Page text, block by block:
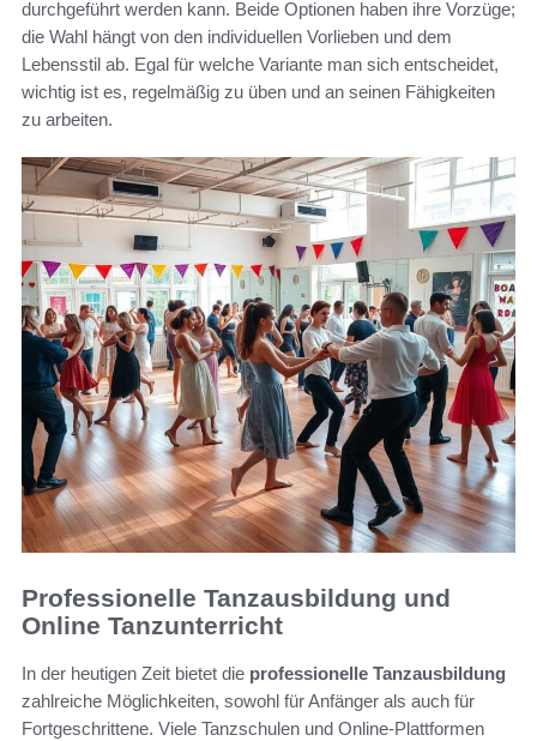
durchgeführt werden kann. Beide Optionen haben ihre Vorzüge;
die Wahl hängt von den individuellen Vorlieben und dem
Lebensstil ab. Egal für welche Variante man sich entscheidet,
wichtig ist es, regelmäßig zu üben und an seinen Fähigkeiten
zu arbeiten.
Professionelle Tanzausbildung und
Online Tanzunterricht
In der heutigen Zeit bietet die professionelle Tanzausbildung
zahlreiche Möglichkeiten, sowohl für Anfänger als auch für
Fortgeschrittene. Viele Tanzschulen und Online-Plattformen